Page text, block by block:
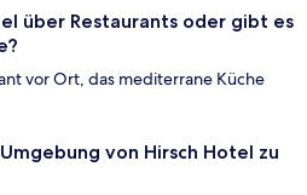
über Restaurants oder gibt es
vor Ort, das mediterrane Küche
von Hirsch Hotel zu